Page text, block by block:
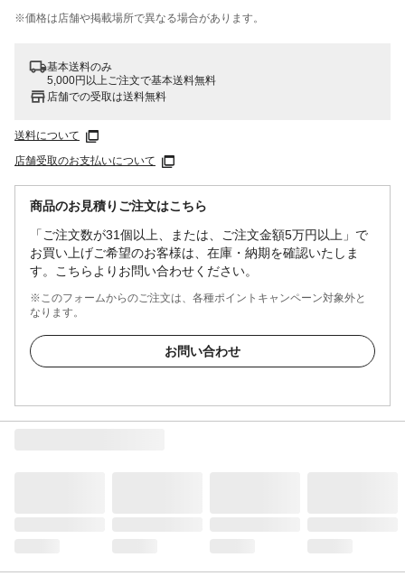
※価格は​店舗や​掲載場所で​異なる​場合が​あります。
基本送料のみ
5,000円以上ご注文で基本送料無料
店舗での受取は送料無料
送料について
店舗受取のお支払いについて
商品のお見積りご注文はこちら
「ご注文数が31個以上、または、ご注文金額5万円以上」で
お買い上げご希望のお客様は、在庫・納期を確認いたしま
す。こちらよりお問い合わせください。
※このフォームからのご注文は、各種ポイントキャンペーン対象外と
なります。
お問い合わせ